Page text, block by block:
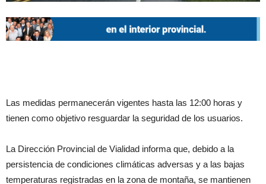
Las medidas permanecerán vigentes hasta las 12:00 horas y
tienen como objetivo resguardar la seguridad de los usuarios.
La Dirección Provincial de Vialidad informa que, debido a la
persistencia de condiciones climáticas adversas y a las bajas
temperaturas registradas en la zona de montaña, se mantienen